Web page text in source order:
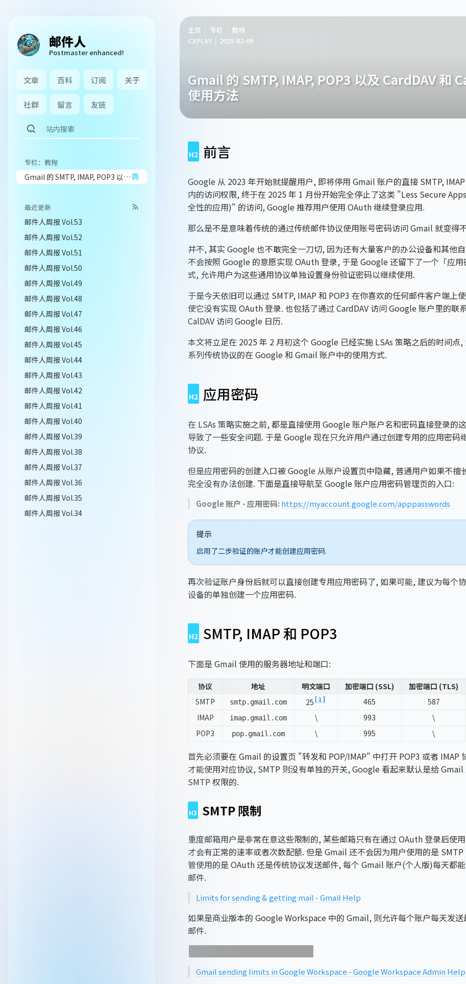
邮件人
Postmaster enhanced!
文章 百科 订阅 关于
社群 留言 友链
专栏：教程
Gmail 的 SMTP, IMAP, POP3 以及 CardDAV 和 CalDAV 的使用方法
最近更新
邮件人周报 Vol.53
邮件人周报 Vol.52
邮件人周报 Vol.51
邮件人周报 Vol.50
邮件人周报 Vol.49
邮件人周报 Vol.48
邮件人周报 Vol.47
邮件人周报 Vol.46
邮件人周报 Vol.45
邮件人周报 Vol.44
邮件人周报 Vol.43
邮件人周报 Vol.42
邮件人周报 Vol.41
邮件人周报 Vol.40
邮件人周报 Vol.39
邮件人周报 Vol.38
邮件人周报 Vol.37
邮件人周报 Vol.36
邮件人周报 Vol.35
邮件人周报 Vol.34
主页 专栏
教程
CXPLAY
2025-02-09
Gmail 的 SMTP, IMAP, POP3 以及 CardDAV 和
使用方法
前言
Google 从 2023 年开始就提醒用户, 即将停用 Gmail 账户的直接 SMTP,
内的访问权限, 终于在 2025 年 1 月份开始完全停止了这类 "Less Secure
全性的应用)" 的访问, Google 推荐用户使用 OAuth 继续登录应用.
那么是不是意味着传统的通过传统邮件协议使用账号密码访问 Gmail 就变得
并不, 其实 Google 也不敢完全一刀切, 因为还有大量客户的办公设备和其他
不会按照 Google 的意愿实现 OAuth 登录, 于是 Google 还留下了一个「应
式, 允许用户为这些通用协议单独设置身份验证密码以继续使用.
于是今天依旧可以通过 SMTP, IMAP 和 POP3 在你喜欢的任何邮件客户端上
使它没有实现 OAuth 登录. 也包括了通过 CardDAV 访问 Google 账户里的联
CalDAV 访问 Google 日历.
本文将立足在 2025 年 2 月初这个 Google 已经实施 LSAs 策略之后的时间点
系列传统协议的在 Google 和 Gmail 账户中的使用方式.
应用密码
在 LSAs 策略实施之前, 都是直接使用 Google 账户账户名和密码直接登录的
导致了一些安全问题. 于是 Google 现在只允许用户通过创建专用的应用密码
协议.
但是应用密码的创建入口被 Google 从账户设置页中隐藏, 普通用户如果不擅
完全没有办法创建. 下面是直接导航至 Google 账户应用密码管理页的入口:
Google 账户 - 应用密码:https://myaccount.google.com/apppasswords
提示
启用了二步验证的账户才能创建应用密码.
再次验证账户身份后就可以直接创建专用应用密码了, 如果可能, 建议为每个
设备的单独创建一个应用密码.
SMTP, IMAP 和 POP3
下面是 Gmail 使用的服务器地址和端口:
协议 地址 明文端口 加密端口 (SSL)
加密端口 (TLS)
SMTP
smtp.gmail.com 25 [1] 465
587
IMAP
imap.gmail.com \ 993
\
POP3
pop.gmail.com \ 995 \
首先必须要在 Gmail 的设置页 "转发和 POP/IMAP" 中打开 POP3 或者 IMAP
才能使用对应协议, SMTP 则没有单独的开关, Google 看起来默认是给 Gmail
SMTP 权限的.
SMTP 限制
重度邮箱用户是非常在意这些限制的, 某些邮箱只有在通过 OAuth 登录后使
才会有正常的速率或者次数配额. 但是 Gmail 还不会因为用户使用的是
管使用的是 OAuth 还是传统协议发送邮件, 每个 Gmail 账户(个人版)每天都
邮件.
Limits for sending & getting mail - Gmail Help
如果是商业版本的 Google Workspace 中的 Gmail, 则允许每个账户每天发
邮件.
Gmail sending limits in Google Workspace - Google Workspace Admin Help